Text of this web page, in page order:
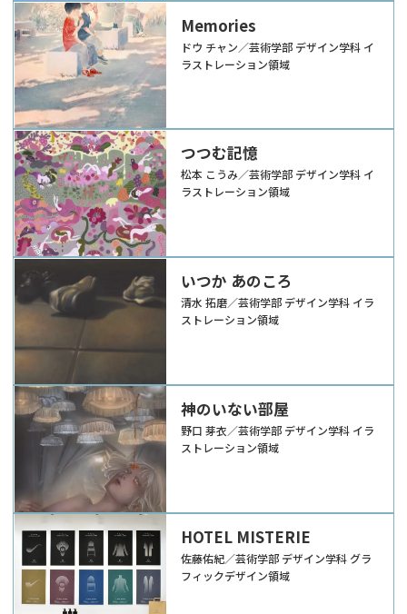
Memories
ドウ チャン／芸術学部 デザイン学科 イ
ラストレーション領域
つつむ記憶
松本 こうみ／芸術学部 デザイン学科 イ
ラストレーション領域
いつか あのころ
清水 拓磨／芸術学部 デザイン学科 イラ
ストレーション領域
神のいない部屋
野口 芽衣／芸術学部 デザイン学科 イラ
ストレーション領域
HOTEL MISTERIE
佐藤佑紀／芸術学部 デザイン学科 グラ
フィックデザイン領域